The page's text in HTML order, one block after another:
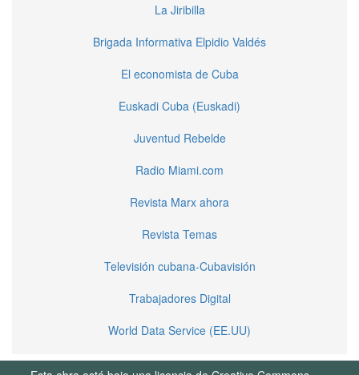
La Jiribilla
Brigada Informativa Elpidio Valdés
El economista de Cuba
Euskadi Cuba (Euskadi)
Juventud Rebelde
Radio Miami.com
Revista Marx ahora
Revista Temas
Televisión cubana-Cubavisión
Trabajadores Digital
World Data Service (EE.UU)